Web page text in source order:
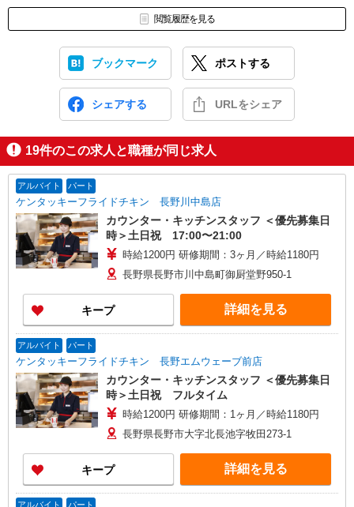
閲覧履歴を見る
ブックマーク ポストする
シェアする URLをシェア
19件のこの求人と職種が同じ求人
アルバイト パート
ケンタッキーフライドチキン 長野川中島店
カウンター・キッチンスタッフ ＜優先募集日
時＞土日祝 17:00〜21:00
時給1200円 研修期間：3ヶ月／時給1180円
長野県長野市川中島町御厨堂野950-1
キープ 詳細を見る
アルバイト パート
ケンタッキーフライドチキン 長野エムウェーブ前店
カウンター・キッチンスタッフ ＜優先募集日
時＞土日祝 フルタイム
時給1200円 研修期間：1ヶ月／時給1180円
長野県長野市大字北長池字牧田273-1
キープ 詳細を見る
アルバイト パート